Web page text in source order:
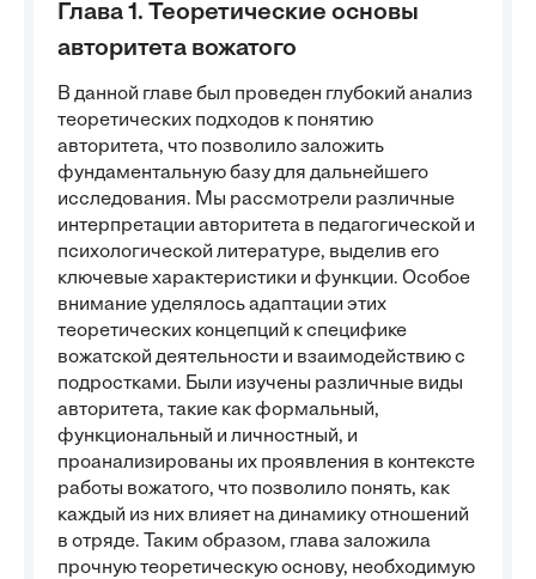
Глава 1. Теоретические основы
авторитета вожатого
В данной главе был проведен глубокий анализ
теоретических подходов к понятию
авторитета, что позволило заложить
фундаментальную базу для дальнейшего
исследования. Мы рассмотрели различные
интерпретации авторитета в педагогической и
психологической литературе, выделив его
ключевые характеристики и функции. Особое
внимание уделялось адаптации этих
теоретических концепций к специфике
вожатской деятельности и взаимодействию с
подростками. Были изучены различные виды
авторитета, такие как формальный,
функциональный и личностный, и
проанализированы их проявления в контексте
работы вожатого, что позволило понять, как
каждый из них влияет на динамику отношений
в отряде. Таким образом, глава заложила
прочную теоретическую основу, необходимую